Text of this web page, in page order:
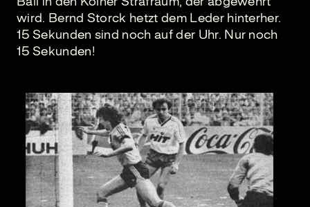
wird. Bernd Storck hetzt dem Leder hinterher.
15 Sekunden sind noch auf der Uhr. Nur noch
15 Sekunden!